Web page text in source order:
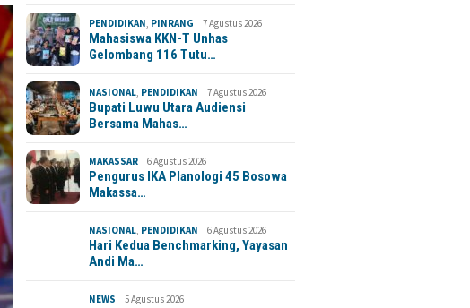
PENDIDIKAN PINRANG 7 Agustus 2026
Mahasiswa KKN-T Unhas
Gelombang 116 Tutu…
NASIONAL PENDIDIKAN 7 Agustus 2026
Bupati Luwu Utara Audiensi
Bersama Mahas…
MAKASSAR 6 Agustus 2026
Pengurus IKA Planologi 45 Bosowa
Makassa…
NASIONAL PENDIDIKAN 6 Agustus 2026
Hari Kedua Benchmarking, Yayasan
Andi Ma…
NEWS 5 Agustus 2026